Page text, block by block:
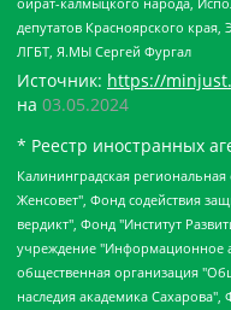
депутатов Красноярского
ЛГБТ, Я.МЫ Сергей Фургал
Источник: https://
на 03.05.2024
* Реестр иностранных
Калининградская региональная общественная организация "Экозащита!-Женсовет", Фонд содействия защите прав и свобод граждан "Общественный вердикт", Фонд "Институт Развития Свободы Информации", Частное учреждение "Информационное агентство МЕМО. РУ", Региональная общественная организация "Общественная комиссия по сохранению наследия академика Сахарова", Фонд поддержки свободы прессы, Санкт-Петербургская общественная правозащитная организация "Гражданский контроль", Межрегиональная общественная организация "Информационно-просветительский центр "Мемориал", Региональный Фонд "Центр Защиты Прав Средств Массовой Информации", с 05.12.2023 Фонд "Центр Защиты Прав Средств массовой информации", Региональная общественная благотворительная организация помощи беженцам и мигрантам "Гражданское содействие", Негосударственное образовательное учреждение дополнительного профессионального образования (повышение квалификации) специалистов "АКАДЕМИЯ ПО ПРАВАМ ЧЕЛОВЕКА", Свердловская региональная общественная организация "Сутяжник", Автономная некоммерческая организация "Центр независимых социологических исследований", Союз общественных объединений "Российский исследовательский центр по правам человека", Региональное общественное учреждение научно-информационный центр "МЕМОРИАЛ", Некоммерческая организация "Фонд защиты гласности", Автономная некоммерческая организация "Институт прав человека", Городская общественная организация "Екатеринбургское общество "МЕМОРИАЛ", Городская общественная организация "Рязанское историко-просветительское и правозащитное общество "Мемориал" (Рязанский Мемориал), Челябинский региональный орган общественной самодеятельности – женское общественное объединение "Женщины Евразии", Челябинский региональный орган общественной самодеятельности "Уральская правозащитная группа", Фонд содействия защите здоровья и социальной справедливости имени Андрея Рылькова, Автономная Некоммерческая Организация "Аналитический Центр Юрия Левады", Автономная некоммерческая организация социальной поддержки населения "Проект Апрель", Региональная общественная организация помощи женщинам и детям, находящимся в кризисной ситуации "Информационно-методический центр "Анна", Фонд содействия развитию массовых коммуникаций и правовому просвещению "Так-так-Так", Фонд содействия устойчивому развитию "Серебряная тайга", Свердловский региональный общественный фонд социальных проектов "Новое время", "Idel.Реалии", Кавказ.Реалии, Крым.Реалии, Телеканал Настоящее Время, Татаро-башкирская служба Радио Свобода (Azatliq Radiosi), Радио Свободная Европа/Радио Свобода (PCE/PC), "Сибирь.Реалии", "Фактограф", Благотворительный фонд помощи осужденным и их семьям, Автономная некоммерческая организация "Институт глобализации и социальных движений", Фонд "В защиту прав заключенных", Частное учреждение "Центр поддержки и содействия развитию средств массовой информации", Пензенский региональный общественный благотворительный фонд "Гражданский союз", "Север.Реалии", Некоммерческая организация Фонд "Правовая инициатива", Общество с ограниченной ответственностью "Радио Свободная Европа/Радио Свобода", Чешское информационное агентство "MEDIUM-ORIENT", Красноярская региональная общественная организация "Мы против СПИДа", Камалягин Денис Николаевич, Маркелов Сергей Евгеньевич, Пономарев Лев Александрович, Савицкая Людмила Алексеевна, Автономная некоммерческая организация "Центр по работе с проблемой насилия "НАСИЛИЮ.НЕТ", Межрегиональный профессиональный союз работников здравоохранения "Альянс врачей", Юридическое лицо, зарегистрированное в Латвийской Республике, SIA "Medusa Project" (регистрационный номер 40103797863, дата регистрации 10.06.2014), Некоммерческая организация "Фонд по борьбе с коррупцией", Автономная некоммерческая организация "Институт права и публичной политики", Баданин Роман Сергеевич, Гликин Максим Александрович, Железнова Мария Михайловна, Лукьянова Юлия Сергеевна, Маетная Елизавета Витальевна, Маняхин Петр Борисович, Чуракова Ольга Владимировна, Ярош Юлия Петровна, Юридическое лицо "The Insider SIA", зарегистрированное в Риге, Латвийская Республика (дата регистрации 26.06.2015), являющееся администратором доменного имени интернет-издания "The Insider SIA", https://theins.ru, Постернак Алексей Евгеньевич, Рубин Михаил Аркадьевич,